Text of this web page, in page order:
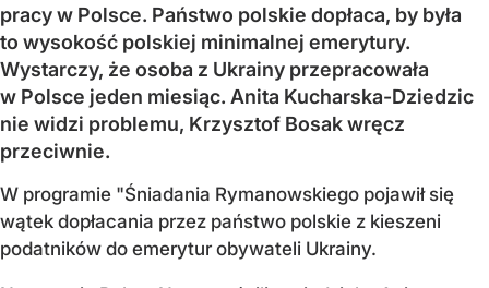
pracy w Polsce. Państwo polskie dopłaca, by była
to wysokość polskiej minimalnej emerytury.
Wystarczy, że osoba z Ukrainy przepracowała
w Polsce jeden miesiąc. Anita Kucharska-Dziedzic
nie widzi problemu, Krzysztof Bosak wręcz
przeciwnie.
W programie "Śniadania Rymanowskiego pojawił się
wątek dopłacania przez państwo polskie z kieszeni
podatników do emerytur obywateli Ukrainy.